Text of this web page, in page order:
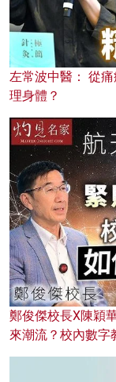
左常波中醫： 從
理身體？
鄭俊傑校長X陳穎
來潮流？校內數字